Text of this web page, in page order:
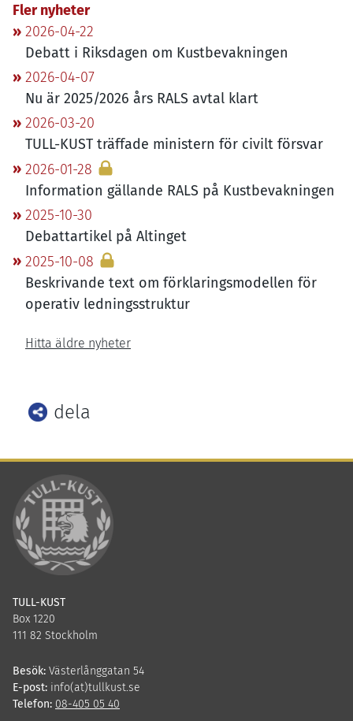
Fler nyheter
2026-04-22
Debatt i Riksdagen om Kustbevakningen
2026-04-07
Nu är 2025/2026 års RALS avtal klart
2026-03-20
TULL-KUST träffade ministern för civilt försvar
2026-01-28
Information gällande RALS på Kustbevakningen
2025-10-30
Debattartikel på Altinget
2025-10-08
Beskrivande text om förklaringsmodellen för
operativ ledningsstruktur
Hitta äldre nyheter
dela
Facebook
LinkedIn
TULL-KUST
Box 1220
111 82 Stockholm
Besök: Västerlånggatan 54
E-post: info(at)tullkust.se
Telefon: 08-405 05 40